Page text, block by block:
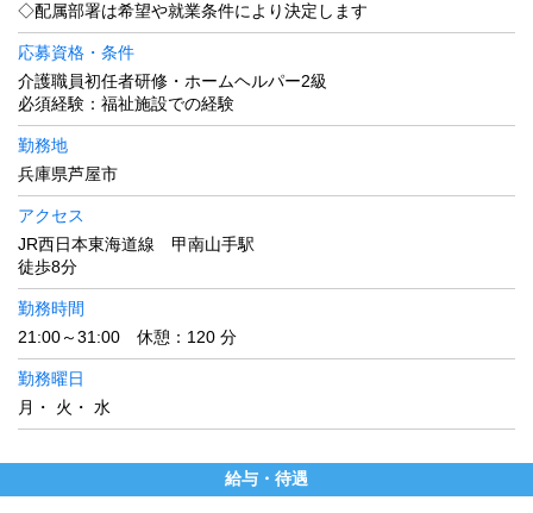
◇配属部署は希望や就業条件により決定します
応募資格・条件
介護職員初任者研修・ホームヘルパー2級
必須経験：福祉施設での経験
勤務地
兵庫県芦屋市
アクセス
JR西日本東海道線 甲南山手駅
徒歩8分
勤務時間
21:00～31:00 休憩：120 分
勤務曜日
月・ 火・ 水
給与・待遇